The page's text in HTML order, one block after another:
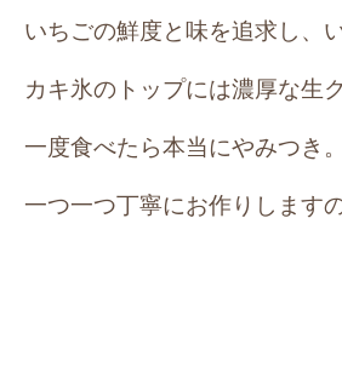
いちごの鮮度と味を追求し、
カキ氷のトップには濃厚な生
一度食べたら本当にやみつき。
一つ一つ丁寧にお作りします